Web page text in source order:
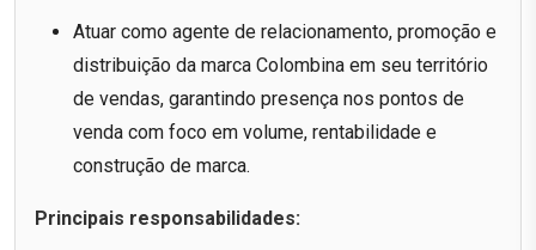
Atuar como agente de relacionamento, promoção e
distribuição da marca Colombina em seu território
de vendas, garantindo presença nos pontos de
venda com foco em volume, rentabilidade e
construção de marca.
Principais responsabilidades: